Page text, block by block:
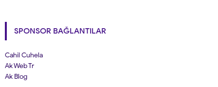
SPONSOR BAĞLANTILAR
Cahil Cuhela
Ak Web Tr
Ak Blog